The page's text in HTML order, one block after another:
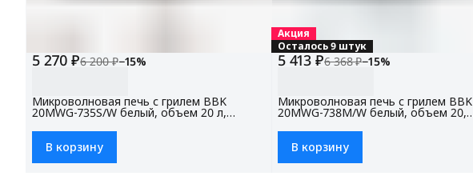
5 270 ₽6 200 ₽−15%
Микроволновая печь с грилем BBK
20MWG-735S/W белый, объем 20 л,
мощность 700 Вт, автоменю
В корзину
Акция
Осталось 9 штук
5 413 ₽6 368 ₽−15%
Микроволновая печь с грилем BBK
20MWG-738M/W белый, объем 20,
В корзину